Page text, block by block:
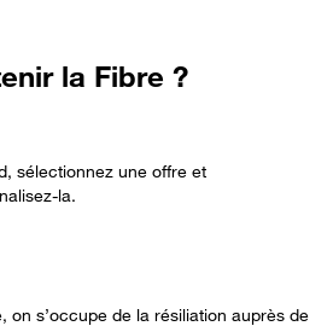
la Fibre ?
sélectionnez une offre et
la.
on s’occupe de la résiliation auprès de